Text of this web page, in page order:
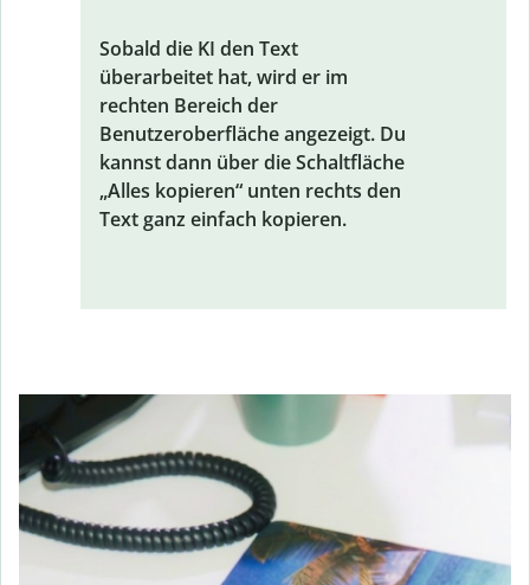
Sobald die KI den Text
überarbeitet hat, wird er im
rechten Bereich der
Benutzeroberfläche angezeigt. Du
kannst dann über die Schaltfläche
„Alles kopieren“ unten rechts den
Text ganz einfach kopieren.